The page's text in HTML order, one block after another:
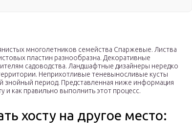
многолетников семейства Спаржевые. Листва
пластин разнообразна. Декоративные
садоводства. Ландшафтные дизайнеры нередко
Неприхотливые теневыносливые кусты
период. Представленная ниже информация
и как правильно выполнить этот процесс.
хосту на другое место: